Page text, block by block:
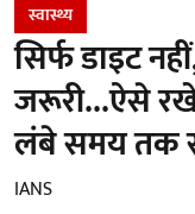
स्वास्थ्य
सिर्फ डाइट
जरूरी...ऐसे
लंबे समय तक
IANS